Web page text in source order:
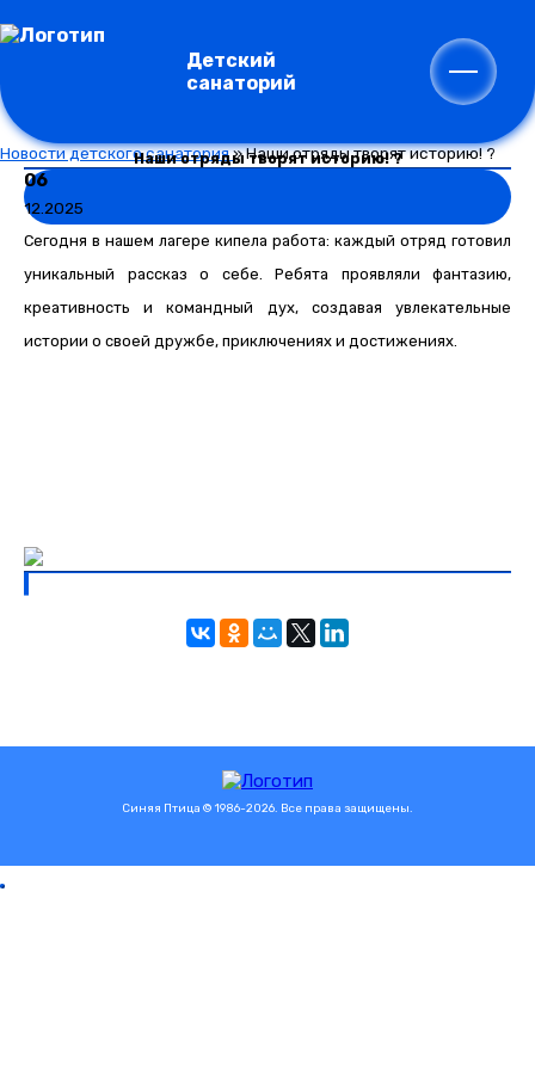
Детский
санаторий
Новости детского санатория»Наши отряды творят историю! ?
Наши отряды творят историю! ?
06
12.2025
Сегодня в нашем лагере кипела работа: каждый отряд готовил
уникальный рассказ о себе. Ребята проявляли фантазию,
креативность и командный дух, создавая увлекательные
истории о своей дружбе, приключениях и достижениях.
Синяя Птица © 1986-2026. Все права защищены.